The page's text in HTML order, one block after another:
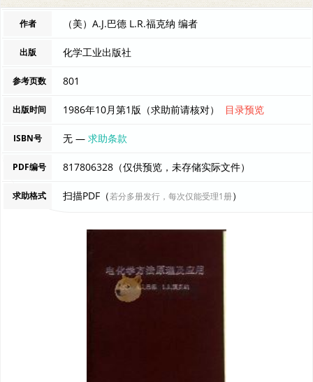
作者 （美）A.J.巴德 L.R.福克纳 编者
出版 化学工业出版社
参考页数 801
出版时间 1986年10月第1版（求助前请核对） 目录预览
ISBN号 无 —求助条款
PDF编号 817806328（仅供预览，未存储实际文件）
求助格式 扫描PDF（若分多册发行，每次仅能受理1册）